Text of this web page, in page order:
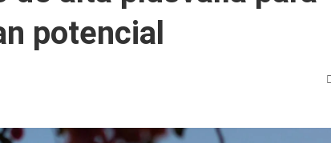
potencial